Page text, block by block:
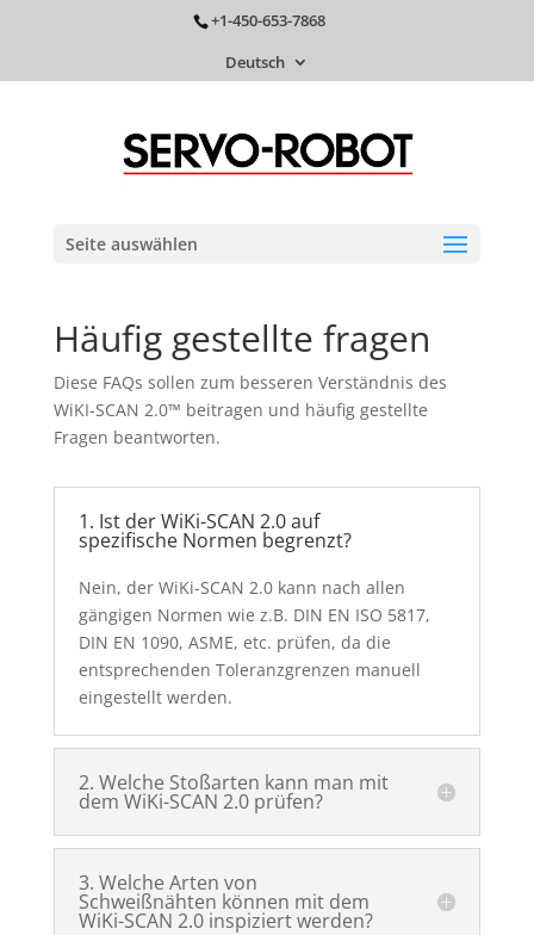
+1-450-653-7868
Deutsch
Seite auswählen
Häufig gestellte fragen
Diese FAQs sollen zum besseren Verständnis des
WiKI-SCAN 2.0™ beitragen und häufig gestellte
Fragen beantworten.
1. Ist der WiKi-SCAN 2.0 auf
spezifische Normen begrenzt?
Nein, der WiKi-SCAN 2.0 kann nach allen
gängigen Normen wie z.B. DIN EN ISO 5817,
DIN EN 1090, ASME, etc. prüfen, da die
entsprechenden Toleranzgrenzen manuell
eingestellt werden.
2. Welche Stoßarten kann man mit
dem WiKi-SCAN 2.0 prüfen?
3. Welche Arten von
Schweißnähten können mit dem
WiKi-SCAN 2.0 inspiziert werden?